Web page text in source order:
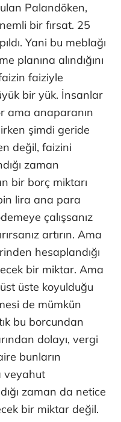
Palandöken,
bir fırsat. 25
Yani bu meblağı
planına alındığını
faiziyle
bir yük. İnsanlar
ama anaparanın
şimdi geride
değil, faizini
zaman
bir borç miktarı
lira ana para
çalışsanız
artırın. Ama
hesaplandığı
bir miktar. Ama
üste koyulduğu
de mümkün
bu borcundan
dolayı, vergi
bunların
veyahut
zaman da netice
bir miktar değil.